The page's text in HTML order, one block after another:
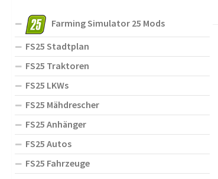
Farming Simulator 25 Mods
FS25 Stadtplan
FS25 Traktoren
FS25 LKWs
FS25 Mähdrescher
FS25 Anhänger
FS25 Autos
FS25 Fahrzeuge